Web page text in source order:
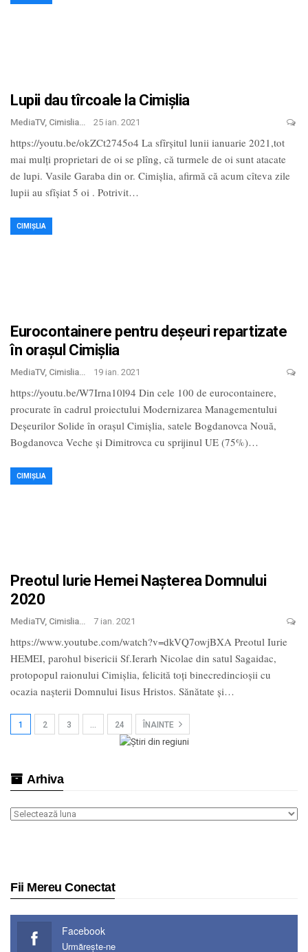
Lupii dau tîrcoale la Cimișlia
MediaTV, Cimislia 25 ian. 2021
https://youtu.be/okZCt2745o4 La sfîrșitul lunii ianuarie 2021,tot
mai mulți proprietari de oi se plîng, că turmele de oi sunt atacate
de lupi. Vasile Garaba din or. Cimișlia, afirmă că acum cîteva zile
lupii au sfîșiat 5 oi . Potrivit…
CIMIȘLIA
Eurocontainere pentru deșeuri repartizate
în orașul Cimișlia
MediaTV, Cimislia 19 ian. 2021
https://youtu.be/W7Irna10l94 Din cele 100 de eurocontainere,
procurate în cadrul proiectului Modernizarea Managementului
Deșeurilor Solide în orașul Cimișlia, satele Bogdanovca Nouă,
Bogdanovca Veche și Dimitrovca cu sprijinul UE (75%)…
CIMIȘLIA
Preotul Iurie Hemei Nașterea Domnului
2020
MediaTV, Cimislia 7 ian. 2021
https://www.youtube.com/watch?v=dkVQ7owjBXA Preotul Iurie
HEMEI, parohul bisericii Sf.Ierarh Nicolae din satul Sagaidac,
protopopul raionului Cimișlia, felicită toți binecredincioșii cu
ocazia nașterii Domnului Iisus Hristos. Sănătate și…
1 2 3 … 24 ÎNAINTE
Arhiva
Arhiva
Fii Mereu Conectat
Facebook
Urmărește-ne